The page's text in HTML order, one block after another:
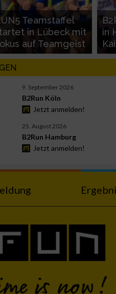
Teamstaffel
in Lübeck mit
auf Teamgeist
in
9. September 2026
B2Run Köln
Jetzt anmelden!
25. August 2026
B2Run Hamburg
Jetzt anmelden!